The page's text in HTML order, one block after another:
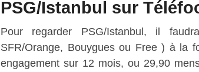
PSG/Istanbul sur
Pour regarder PSG/Istanbul, il
SFR/Orange, Bouygues ou Free ) à la
engagement sur 12 mois, ou 29,90